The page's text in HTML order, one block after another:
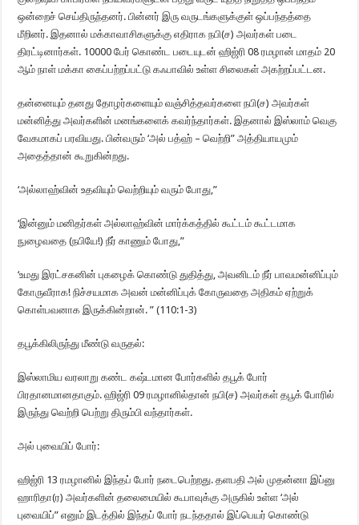
ஒன்றைச் செய்திருந்தனர். பின்னர் இரு வருடங்களுக்குள் ஒப்பந்தத்தை
மீறினர். இதனால் மக்காவாசிகளுக்கு எதிராக நபி(ச) அவர்கள் படை
திரட்டினார்கள். 10000 பேர் கொண்ட படையுடன் ஹிஜ்ரி 08 ரமழான் மாதம் 20
ஆம் நாள் மக்கா கைப்பற்றப்பட்டு கஃபாவில் உள்ள சிலைகள் அகற்றப்பட்டன.
தன்னையும் தனது தோழர்களையும் வஞ்சித்தவர்களை நபி(ச) அவர்கள்
மன்னித்து அவர்களின் மனங்களைக் கவர்ந்தார்கள். இதனால் இஸ்லாம் வெகு
வேகமாகப் பரவியது. பின்வரும் ‘அல் பத்ஹ் – வெற்றி” அத்தியாயமும்
அதைத்தான் கூறுகின்றது.
‘அல்லாஹ்வின் உதவியும் வெற்றியும் வரும் போது,”
‘இன்னும் மனிதர்கள் அல்லாஹ்வின் மார்க்கத்தில் கூட்டம் கூட்டமாக
நுழைவதை (நபியே!) நீர் காணும் போது,”
‘உமது இரட்சகனின் புகழைக் கொண்டு துதித்து, அவனிடம் நீர் பாவமன்னிப்பும்
கோருவீராக! நிச்சயமாக அவன் மன்னிப்புக் கோருவதை அதிகம் ஏற்றுக்
கொள்பவனாக இருக்கின்றான். ” (110:1-3)
தபூக்கிலிருந்து மீண்டு வருதல்:
இஸ்லாமிய வரலாறு கண்ட கஷ்டமான போர்களில் தபூக் போர்
பிரதானமானதாகும். ஹிஜ்ரி 09 ரமழானில்தான் நபி(ச) அவர்கள் தபூக் போரில்
இருந்து வெற்றி பெற்று திரும்பி வந்தார்கள்.
அல் புவையிப் போர்:
ஹிஜ்ரி 13 ரமழானில் இந்தப் போர் நடைபெற்றது. தளபதி அல் முதன்னா இப்னு
ஹாரிதா(ர) அவர்களின் தலைமையில் கூபாவுக்கு அருகில் உள்ள ‘அல்
புவையிப்” எனும் இடத்தில் இந்தப் போர் நடந்ததால் இப்பெயர் கொண்டு